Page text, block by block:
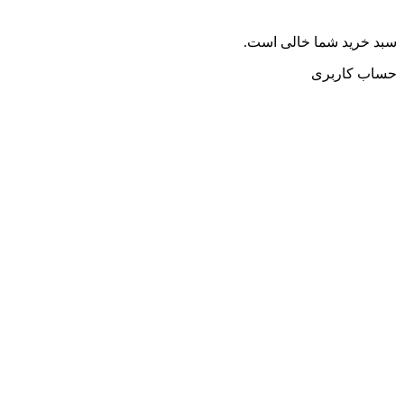
سبد خرید شما خالی است.
حساب کاربری